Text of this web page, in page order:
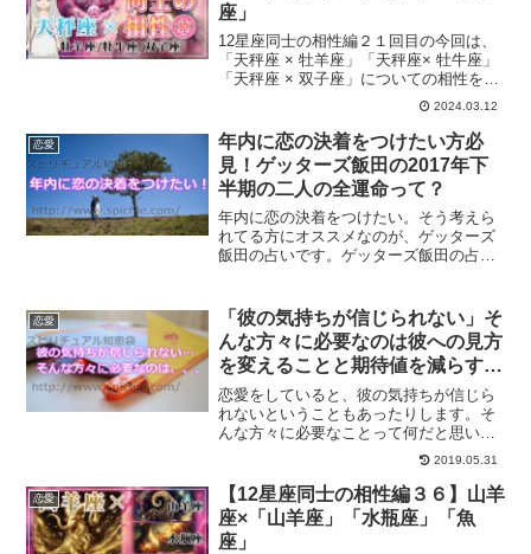
座」
12星座同士の相性編２１回目の今回は、
「天秤座 × 牡羊座」「天秤座× 牡牛座」
「天秤座 × 双子座」についての相性をお
2024.03.12
恋愛
年内に恋の決着をつけたい方必
見！ゲッターズ飯田の2017年下
半期の二人の全運命って？
年内に恋の決着をつけたい。そう考えら
れてる方にオススメなのが、ゲッターズ
飯田の占いです。ゲッターズ飯田の占い
恋の全運命は？
恋愛
「彼の気持ちが信じられない」そ
んな方々に必要なのは彼への見方
を変えることと期待値を減らすこ
と
恋愛をしていると、彼の気持ちが信じら
れないということもあったりします。そ
んな方々に必要なことって何だと思いま
すか？彼の気持ちが信じられないときっ
て、多くの場合あなたの中の問題だった
りします。信じられないときにしてはい
けない事とするべき事について解説しま
す。
2019.05.31
恋愛
【12星座同士の相性編３６】山羊
座×「山羊座」「水瓶座」「魚
座」